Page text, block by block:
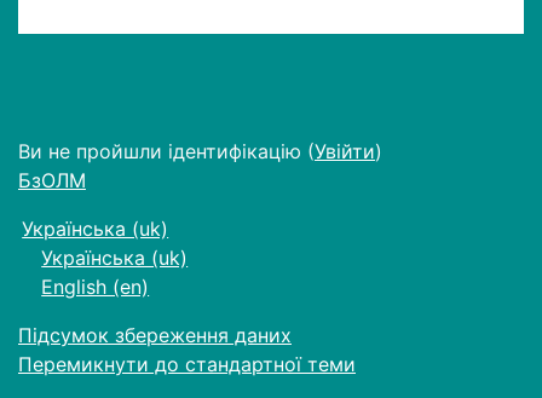
Ви не пройшли ідентифікацію (Увійти)
БзОЛМ
Українська ‎(uk)‎
Українська ‎(uk)‎
English ‎(en)‎
Підсумок збереження даних
Перемикнути до стандартної теми